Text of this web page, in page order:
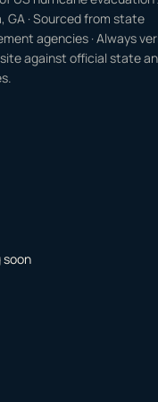
GA · Sourced from state
agencies · Always
against official state
soon